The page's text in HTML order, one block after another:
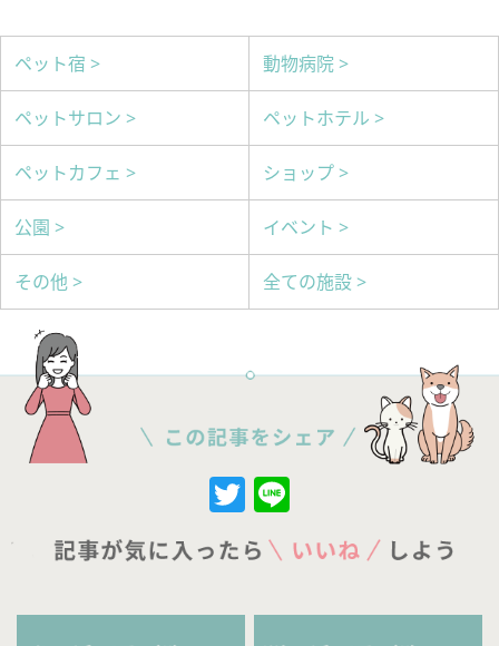
ペット宿 > 動物病院 >
ペットサロン > ペットホテル >
ペットカフェ > ショップ >
公園 > イベント >
その他 > 全ての施設 >
Twitter